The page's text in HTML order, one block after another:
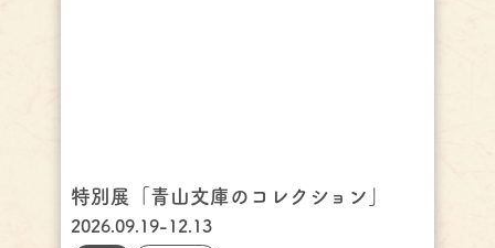
特別展「青山文庫のコレクション」
2026.09.19-12.13